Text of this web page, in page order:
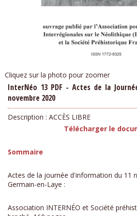
Cliquez sur la photo pour zoomer
InterNéo 13 PDF - Actes de la
novembre 2020
Description :ACCÈS LIBRE
Télécharger le
Sommaire
Actes de la journée d'information du 11
Germain-en-Laye :
Association INTERNÉO et Société